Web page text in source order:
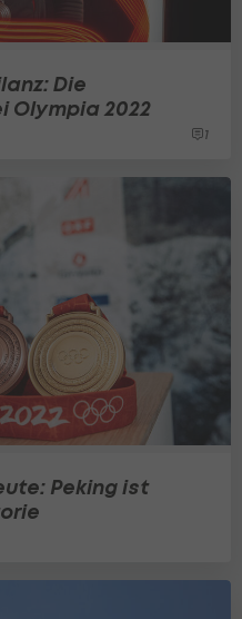
Die
Olympia 2022
1
Peking ist